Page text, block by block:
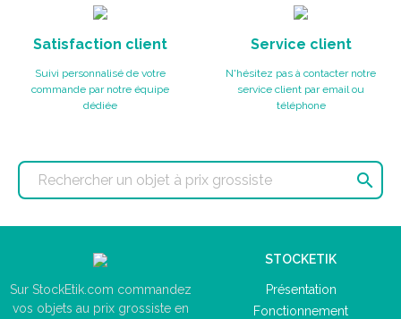
Satisfaction client
Suivi personnalisé de votre
commande par notre équipe
dédiée
Service client
N'hésitez pas à contacter notre
service client par email ou
téléphone

Sur StockEtik.com commandez
vos objets au prix grossiste en
STOCKETIK
Présentation
Fonctionnement